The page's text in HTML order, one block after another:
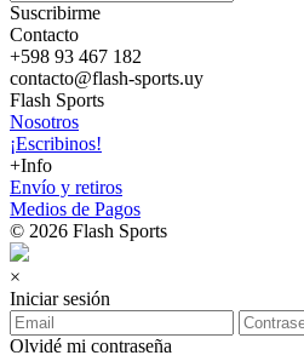
Suscribirme
Contacto
+598 93 467 182
contacto@flash-sports.uy
Flash Sports
Nosotros
¡Escribinos!
+Info
Envío y retiros
Medios de Pagos
© 2026 Flash Sports
×
Iniciar sesión
Olvidé mi contraseña